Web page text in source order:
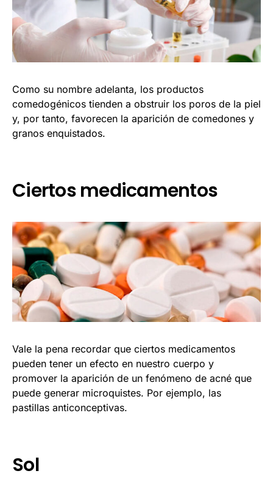
Como su nombre adelanta, los productos
comedogénicos tienden a obstruir los poros de la piel
y, por tanto, favorecen la aparición de comedones y
granos enquistados.
Ciertos medicamentos
Vale la pena recordar que ciertos medicamentos
pueden tener un efecto en nuestro cuerpo y
promover la aparición de un fenómeno de acné que
puede generar microquistes. Por ejemplo, las
pastillas anticonceptivas.
Sol